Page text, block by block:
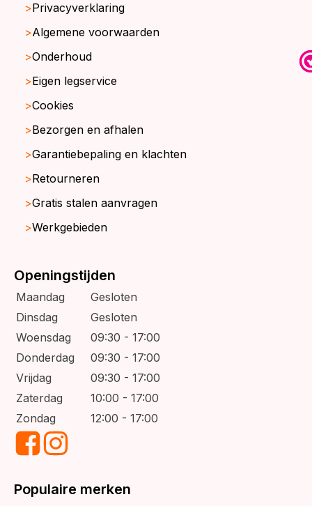
Privacyverklaring
Algemene voorwaarden
Onderhoud
Eigen legservice
Cookies
Bezorgen en afhalen
Garantiebepaling en klachten
Retourneren
Gratis stalen aanvragen
Werkgebieden
Openingstijden
Maandag
Gesloten
Dinsdag
Gesloten
Woensdag
09:30 - 17:00
Donderdag
09:30 - 17:00
Vrijdag
09:30 - 17:00
Zaterdag
10:00 - 17:00
Zondag
12:00 - 17:00
Populaire merken